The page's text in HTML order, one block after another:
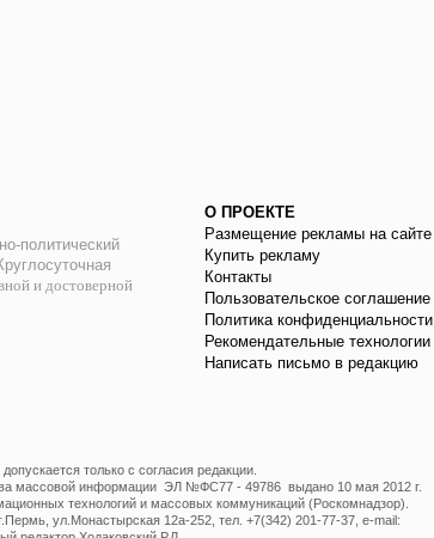
политический
и достоверной
О ПРОЕКТЕ
Размещение рекламы на сайте
Купить рекламу
Контакты
Пользовательское соглашение
Политика конфиденциальности
Рекомендательные технологии
Написать письмо в редакцию
только с согласия редакции.
массовой информации ЭЛ №ФС77 - 49786 выдано 10 мая 2012 г.
технологий и массовых коммуникаций (Роскомнадзор).
ул.Монастырская 12а-252, тел. +7(342) 201-77-37, e-mail: